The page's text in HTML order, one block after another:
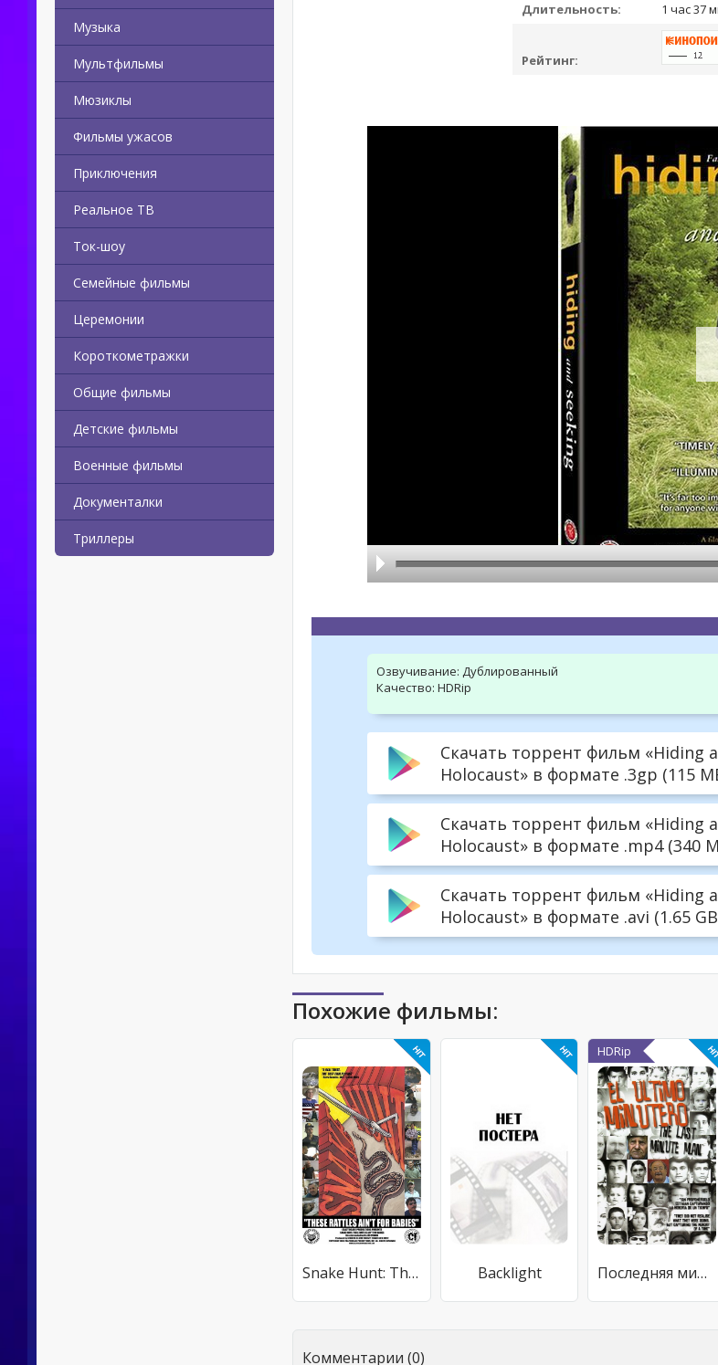
Музыка
Мультфильмы
Мюзиклы
Фильмы ужасов
Приключения
Реальное ТВ
Ток-шоу
Семейные фильмы
Церемонии
Короткометражки
Общие фильмы
Детские фильмы
Военные фильмы
Документалки
Триллеры
Длительность:
1 час 37
Рейтинг:
Озвучивание: Дублированный
Качество: HDRip
Скачать торрент фильм «Hiding
Holocaust» в формате .3gp (115
Скачать торрент фильм «Hiding
Holocaust» в формате .mp4 (340
Скачать торрент фильм «Hiding
Holocaust» в формате .avi (1.65
Похожие фильмы:
Snake Hunt: These Rattles Ain't for Babies Backlight
HDRip
Последняя минута
Комментарии (0)